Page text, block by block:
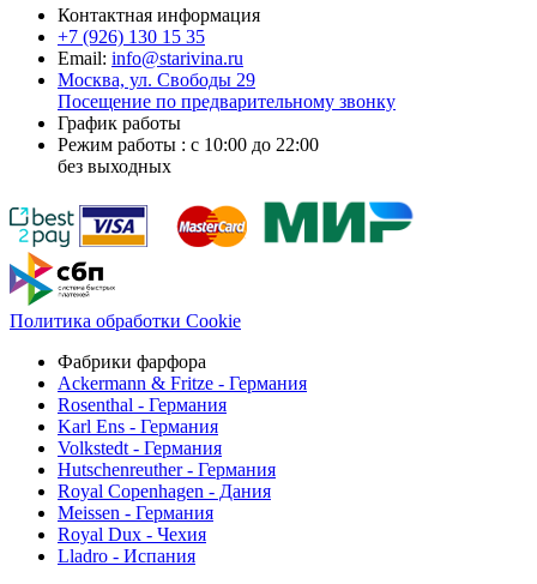
Контактная информация
+7 (926) 130 15 35
Email: info@starivina.ru
Москва, ул. Свободы 29
Посещение по предварительному звонку
График работы
Режим работы : с 10:00 до 22:00
без выходных
Политика обработки Cookie
Фабрики фарфора
Ackermann & Fritze - Германия
Rosenthal - Германия
Karl Ens - Германия
Volkstedt - Германия
Hutschenreuther - Германия
Royal Copenhagen - Дания
Meissen - Германия
Royal Dux - Чехия
Lladro - Испания